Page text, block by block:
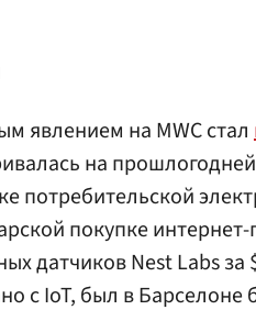
явлением на MWC стал
на
потребительской
покупке интернет-
датчиков Nest Labs
с IoT, был в Барселоне